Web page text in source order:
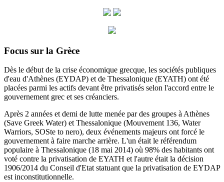
Focus sur la Grèce
Dès le début de la crise économique grecque, les sociétés publiques
d'eau d'Athènes (EYDAP) et de Thessalonique (EYATH) ont été
placées parmi les actifs devant être privatisés selon l'accord entre le
gouvernement grec et ses créanciers.
Après 2 années et demi de lutte menée par des groupes à Athènes
(Save Greek Water) et Thessalonique (Mouvement 136, Water
Warriors, SOSte to nero), deux événements majeurs ont forcé le
gouvernement à faire marche arrière. L'un était le référendum
populaire à Thessalonique (18 mai 2014) où 98% des habitants ont
voté contre la privatisation de EYATH et l'autre était la décision
1906/2014 du Conseil d'Etat statuant que la privatisation de EYDAP
est inconstitutionnelle.